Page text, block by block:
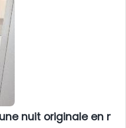
nuit originale en